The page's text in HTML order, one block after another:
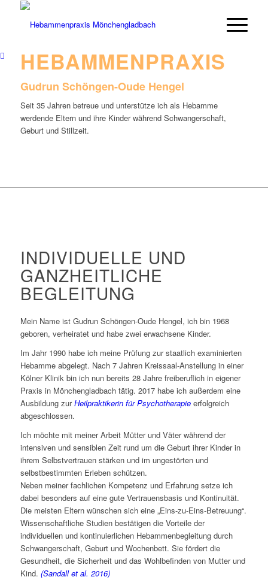
HEBAMMENPRAXIS
Gudrun Schöngen-Oude Hengel
Seit 35 Jahren betreue und unterstütze ich als Hebamme
werdende Eltern und ihre Kinder während Schwangerschaft,
Geburt und Stillzeit.
INDIVIDUELLE UND
GANZHEITLICHE
BEGLEITUNG
Mein Name ist Gudrun Schöngen-Oude Hengel, ich bin 1968
geboren, verheiratet und habe zwei erwachsene Kinder.
Im Jahr 1990 habe ich meine Prüfung zur staatlich examinierten
Hebamme abgelegt. Nach 7 Jahren Kreissaal-Anstellung in einer
Kölner Klinik bin ich nun bereits 28 Jahre freiberuflich in eigener
Praxis in Mönchengladbach tätig. 2017 habe ich außerdem eine
Ausbildung zurHeilpraktikerin für Psychotherapieerfolgreich
abgeschlossen.
Ich möchte mit meiner Arbeit Mütter und Väter während der
intensiven und sensiblen Zeit rund um die Geburt ihrer Kinder in
ihrem Selbstvertrauen stärken und im ungestörten und
selbstbestimmten Erleben schützen.
Neben meiner fachlichen Kompetenz und Erfahrung setze ich
dabei besonders auf eine gute Vertrauensbasis und Kontinuität.
Die meisten Eltern wünschen sich eine „Eins-zu-Eins-Betreuung“.
Wissenschaftliche Studien bestätigen die Vorteile der
individuellen und kontinuierlichen Hebammenbegleitung durch
Schwangerschaft, Geburt und Wochenbett. Sie fördert die
Gesundheit, die Sicherheit und das Wohlbefinden von Mutter und
Kind. (Sandall et al. 2016)